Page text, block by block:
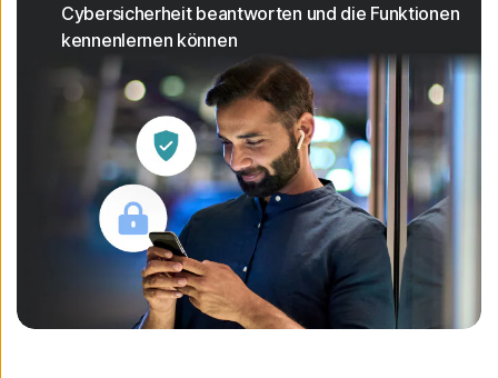
Cybersicherheit beantworten und die Funktionen
kennenlernen können